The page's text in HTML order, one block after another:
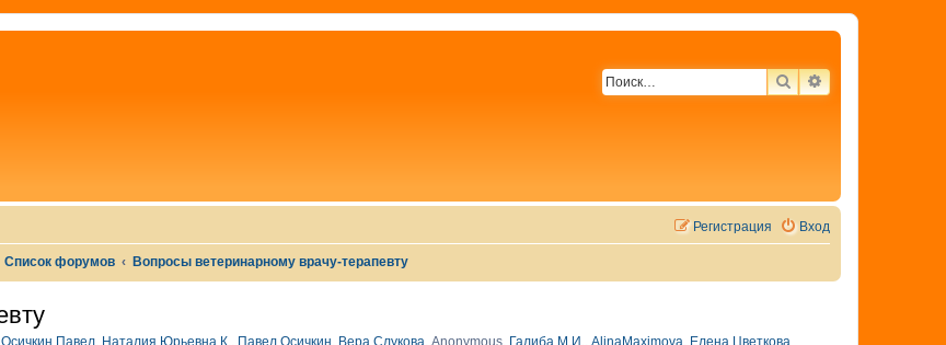
ПОИСКРАСШИРЕННЫЙ
Вход
Регистрация
Список форумов Вопросы ветеринарному врачу-терапевту
Осичкин Павел, Наталия Юрьевна К., Павел Осичкин, Вера Слукова, Anonymous, Галиба М.И., AlinaMaximova, Елена Цветкова